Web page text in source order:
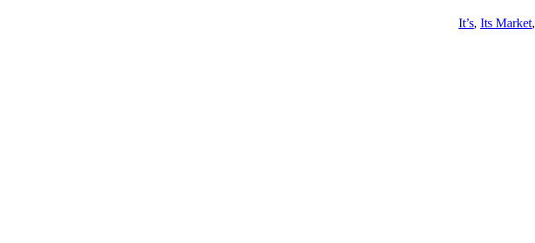
It’s, Its Market,